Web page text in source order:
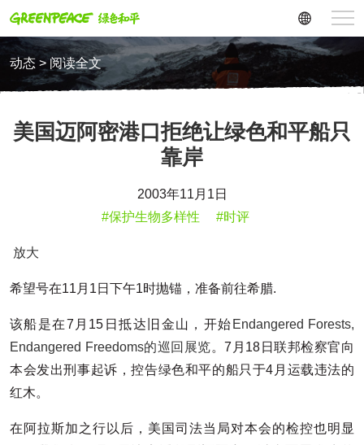
动态 > 阅读全文
美国迈阿密港口拒绝让绿色和平船只
靠岸
2003年11月1日
#保护生物多样性
#时评
放大
希望号在11月1日下午1时抛锚，准备前往希腊.
该船是在7月15日抵达旧金山，开始 Endangered Forests,
Endangered Freedoms的巡回展览。7月18日联邦检察官向
本会发出刑事起诉，控告绿色和平的船只于4月运载违法的
红木。
在阿拉斯加之行以后，美国司法当局对本会的检控也明显